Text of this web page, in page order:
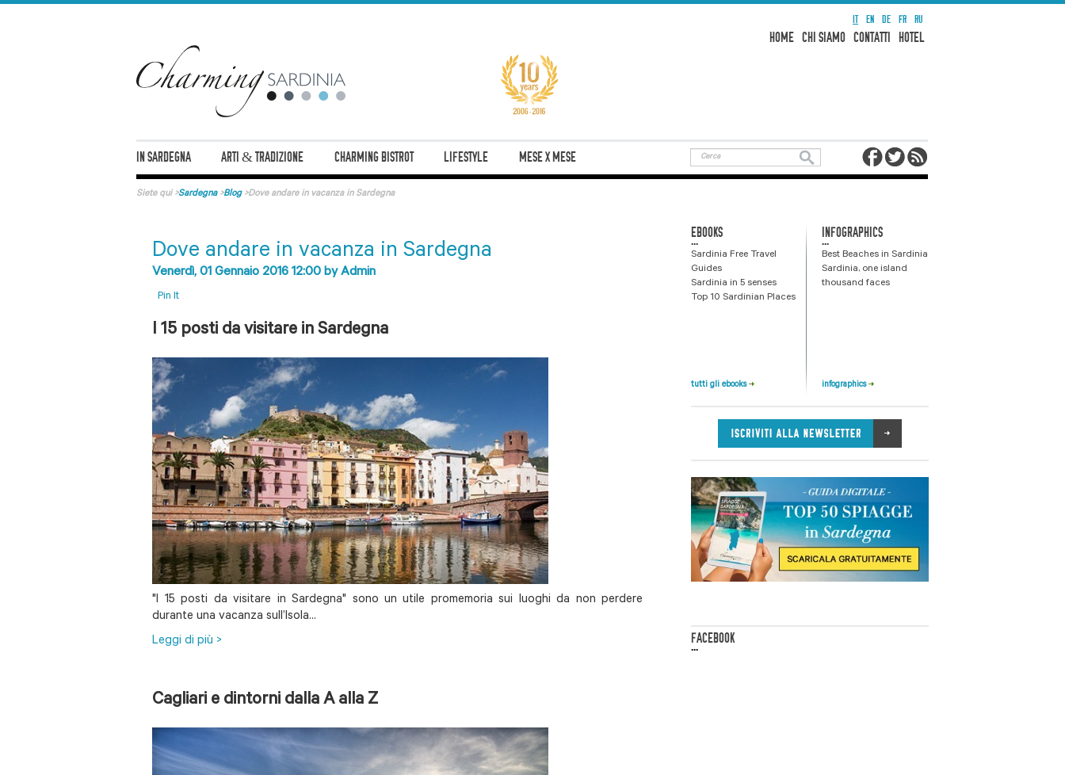
IT EN DE FR RU
HOME CHI SIAMO CONTATTI HOTEL
IN SARDEGNA ARTI & TRADIZIONE CHARMING BISTROT LIFESTYLE MESE X MESE
Siete qui>Sardegna>Blog>Dove andare in vacanza in Sardegna
Dove andare in vacanza in Sardegna
Venerdì, 01 Gennaio 2016 12:00byAdmin
Pin It
I 15 posti da visitare in Sardegna
"I 15 posti da visitare in Sardegna" sono un utile promemoria sui luoghi da non perdere
durante una vacanza sull’Isola...
Leggi di più >
Cagliari e dintorni dalla A alla Z
EBOOKS
...
Sardinia Free Travel
Guides
Sardinia in 5 senses
Top 10 Sardinian Places
tutti gli ebooks
INFOGRAPHICS
...
Best Beaches in Sardinia
Sardinia, one island
thousand faces
infographics
FACEBOOK
...